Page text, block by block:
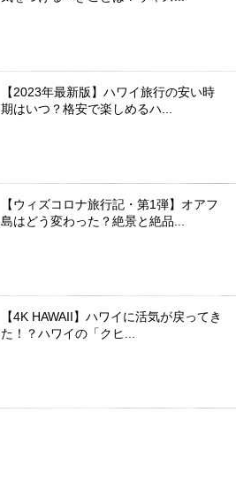
【2023年最新版】ハワイ旅行の安い時
期はいつ？格安で楽しめるハ...
【ウィズコロナ旅行記・第1弾】オアフ
島はどう変わった？絶景と絶品...
【4K HAWAII】ハワイに活気が戻ってき
た！？ハワイの「クヒ...